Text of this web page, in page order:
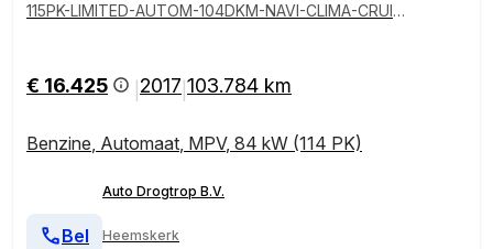
115PK-LIMITED-AUTOM-104DKM-NAVI-CLIMA-CRUISE
€ 16.425 2017 103.784 km
Benzine, Automaat, MPV, 84 kW (114 PK)
Auto Drogtrop B.V.
Heemskerk
Bel